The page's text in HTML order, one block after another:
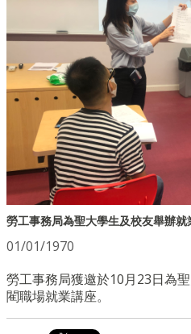
勞工事務局為聖大學生及校友舉辦就
01/01/1970
勞工事務局獲邀於10月23日為
閵職場就業講座。